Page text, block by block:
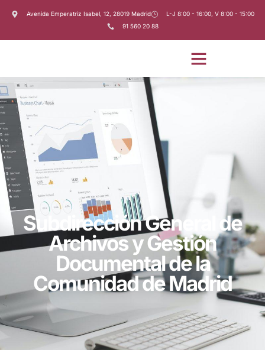
Avenida Emperatriz Isabel, 12, 28019 Madrid
L-J 8:00 - 16:00, V 8:00 - 15:00
91 560 20 88
Subdirección General de
Archivos y Gestión
Documental de la
Comunidad de Madrid